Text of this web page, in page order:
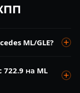
ML/GLE?
от 40 000 ₽.
на ML